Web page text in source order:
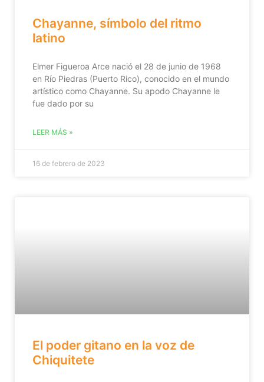
Chayanne, símbolo del ritmo
latino
Elmer Figueroa Arce nació el 28 de junio de 1968
en Río Piedras (Puerto Rico), conocido en el mundo
artístico como Chayanne. Su apodo Chayanne le
fue dado por su
LEER MÁS »
16 de febrero de 2023
El poder gitano en la voz de
Chiquitete